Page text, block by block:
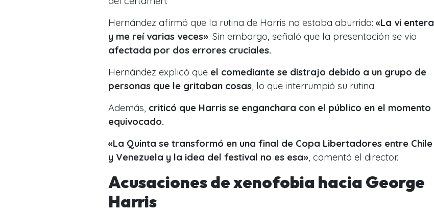
Hernández afirmó que la rutina de Harris no estaba aburrida: «La vi entera
y me reí varias veces». Sin embargo, señaló que la presentación se vio
afectada por dos errores cruciales.
Hernández explicó que el comediante se distrajo debido a un grupo de
personas que le gritaban cosas , lo que interrumpió su rutina.
Además, criticó que Harris se enganchara con el público en el momento
equivocado.
«La Quinta se transformó en una final de Copa Libertadores entre Chile
y Venezuela y la idea del festival no es esa» , comentó el director.
Acusaciones de xenofobia hacia George
Harris